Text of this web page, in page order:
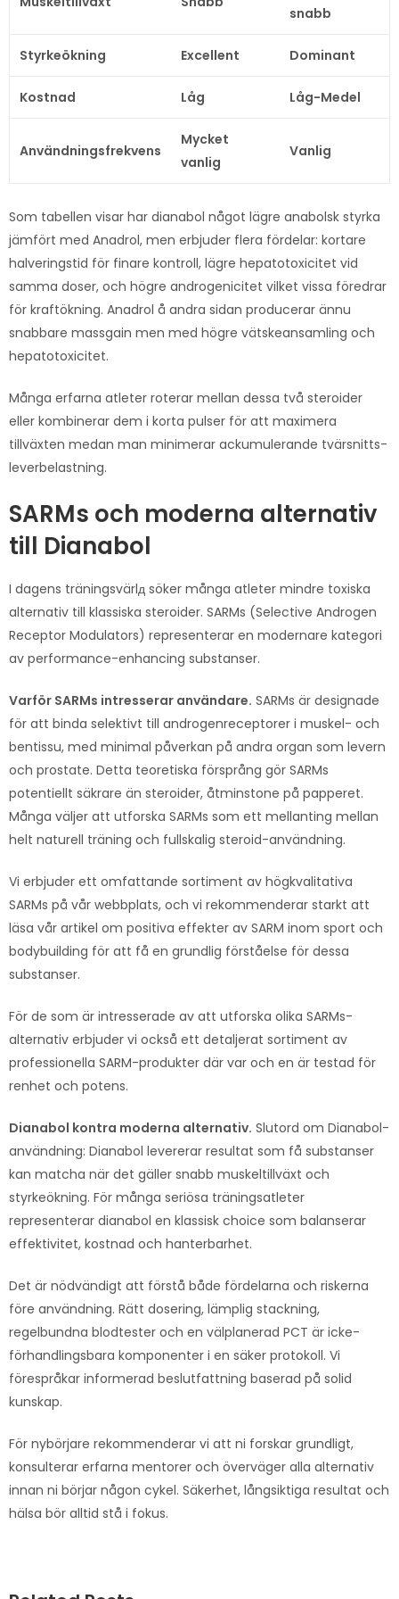
snabb
Styrkeökning Excellent Dominant
Kostnad Låg Låg-Medel
Användningsfrekvens
Mycket
vanlig
Vanlig
Som tabellen visar har dianabol något lägre anabolsk styrka
jämfört med Anadrol, men erbjuder flera fördelar: kortare
halveringstid för finare kontroll, lägre hepatotoxicitet vid
samma doser, och högre androgenicitet vilket vissa föredrar
för kraftökning. Anadrol å andra sidan producerar ännu
snabbare massgain men med högre vätskeansamling och
hepatotoxicitet.
Många erfarna atleter roterar mellan dessa två steroider
eller kombinerar dem i korta pulser för att maximera
tillväxten medan man minimerar ackumulerande tvärsnitts-
leverbelastning.
SARMs och moderna alternativ
till Dianabol
I dagens träningsvärlд söker många atleter mindre toxiska
alternativ till klassiska steroider. SARMs (Selective Androgen
Receptor Modulators) representerar en modernare kategori
av performance-enhancing substanser.
Varför SARMs intresserar användare. SARMs är designade
för att binda selektivt till androgenreceptorer i muskel- och
bentissu, med minimal påverkan på andra organ som levern
och prostate. Detta teoretiska försprång gör SARMs
potentiellt säkrare än steroider, åtminstone på papperet.
Många väljer att utforska SARMs som ett mellanting mellan
helt naturell träning och fullskalig steroid-användning.
Vi erbjuder ett omfattande sortiment av högkvalitativa
SARMs på vår webbplats, och vi rekommenderar starkt att
läsa vår artikel om positiva effekter av SARM inom sport och
bodybuilding för att få en grundlig förståelse för dessa
substanser.
För de som är intresserade av att utforska olika SARMs-
alternativ erbjuder vi också ett detaljerat sortiment av
professionella SARM-produkter där var och en är testad för
renhet och potens.
Dianabol kontra moderna alternativ. Slutord om Dianabol-
användning: Dianabol levererar resultat som få substanser
kan matcha när det gäller snabb muskeltillväxt och
styrkeökning. För många seriösa träningsatleter
representerar dianabol en klassisk choice som balanserar
effektivitet, kostnad och hanterbarhet.
Det är nödvändigt att förstå både fördelarna och riskerna
före användning. Rätt dosering, lämplig stackning,
regelbundna blodtester och en välplanerad PCT är icke-
förhandlingsbara komponenter i en säker protokoll. Vi
förespråkar informerad beslutfattning baserad på solid
kunskap.
För nybörjare rekommenderar vi att ni forskar grundligt,
konsulterar erfarna mentorer och överväger alla alternativ
innan ni börjar någon cykel. Säkerhet, långsiktiga resultat och
hälsa bör alltid stå i fokus.